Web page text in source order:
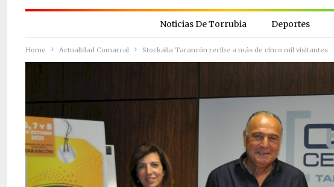
Noticias De Torrubia Deportes
Home Actualidad Comarcal Stockalia Tarancón recibe a más de cinco mil visitantes